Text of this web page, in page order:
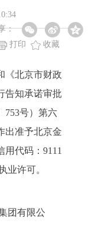
：
打印 收藏
《北京市财政
告知承诺审批
753号）第六
出准予北京金
代码：9111
业许可。
团有限公